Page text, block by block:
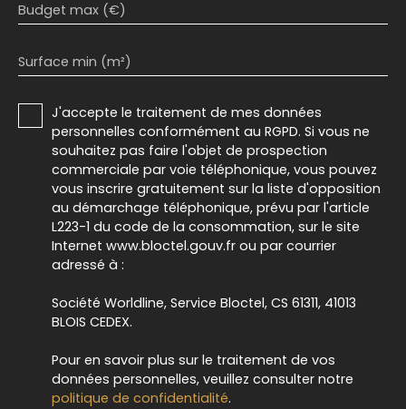
Budget max (€)
Surface min (m²)
J'accepte le traitement de mes données
personnelles conformément au RGPD. Si vous ne
souhaitez pas faire l'objet de prospection
commerciale par voie téléphonique, vous pouvez
vous inscrire gratuitement sur la liste d'opposition
au démarchage téléphonique, prévu par l'article
L223-1 du code de la consommation, sur le site
Internet www.bloctel.gouv.fr ou par courrier
adressé à :
Société Worldline, Service Bloctel, CS 61311, 41013
BLOIS CEDEX.
Pour en savoir plus sur le traitement de vos
données personnelles, veuillez consulter notre
politique de confidentialité.